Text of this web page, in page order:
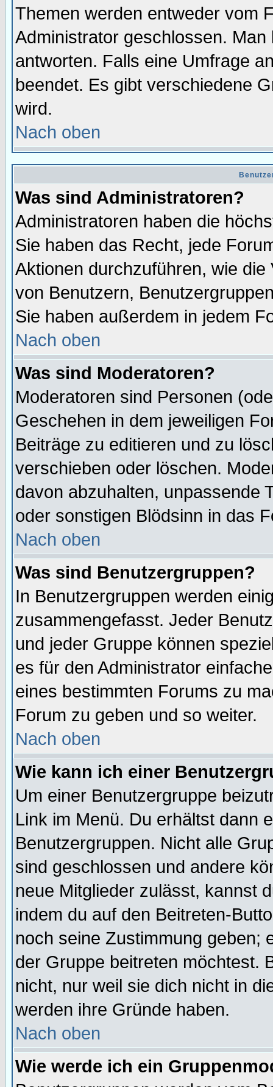
Themen werden entweder vom
Administrator geschlossen.
antworten. Falls eine Umfrage
beendet. Es gibt verschiedene
wird.
Nach oben
Was sind Administratoren?
Administratoren haben die
Sie haben das Recht, jede
Aktionen durchzuführen, wie
von Benutzern,
Sie haben außerdem in jedem
Nach oben
Was sind Moderatoren?
Moderatoren sind Personen
Geschehen in dem jeweiligen
Beiträge zu editieren und zu
verschieben oder löschen.
davon abzuhalten, unpassende
oder sonstigen Blödsinn in das
Nach oben
Was sind Benutzergruppen?
In Benutzergruppen werden
zusammengefasst. Jeder
und jeder Gruppe können
es für den Administrator
eines bestimmten Forums zu
Forum zu geben und so weiter.
Nach oben
Wie kann ich einer
Um einer Benutzergruppe
Link im Menü. Du erhältst dann
Benutzergruppen. Nicht alle
sind geschlossen und andere
neue Mitglieder zulässt, kannst
indem du auf den Beitreten-
noch seine Zustimmung geben;
der Gruppe beitreten möchtest.
nicht, nur weil sie dich nicht in
werden ihre Gründe haben.
Nach oben
Wie werde ich ein